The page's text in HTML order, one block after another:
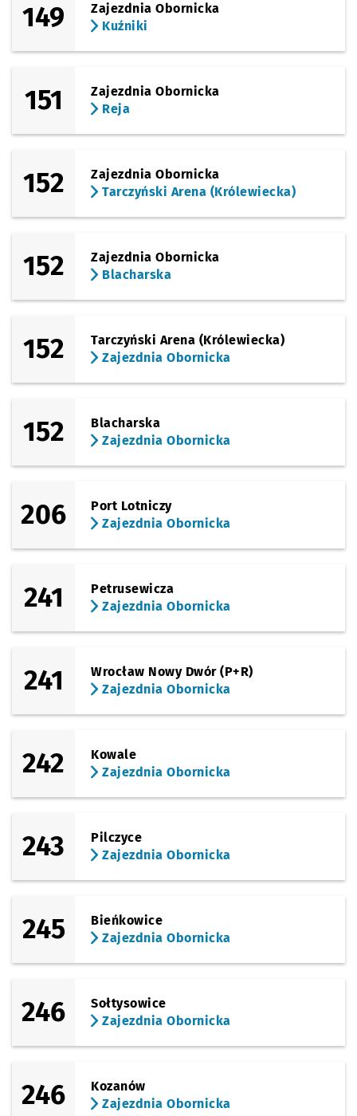
149
Zajezdnia Obornicka
Kuźniki
151
Zajezdnia Obornicka
Reja
152
Zajezdnia Obornicka
Tarczyński Arena (Królewiecka)
152
Zajezdnia Obornicka
Blacharska
152
Tarczyński Arena (Królewiecka)
Zajezdnia Obornicka
152
Blacharska
Zajezdnia Obornicka
206
Port Lotniczy
Zajezdnia Obornicka
241
Petrusewicza
Zajezdnia Obornicka
241
Wrocław Nowy Dwór (P+R)
Zajezdnia Obornicka
242
Kowale
Zajezdnia Obornicka
243
Pilczyce
Zajezdnia Obornicka
245
Bieńkowice
Zajezdnia Obornicka
246
Sołtysowice
Zajezdnia Obornicka
246
Kozanów
Zajezdnia Obornicka